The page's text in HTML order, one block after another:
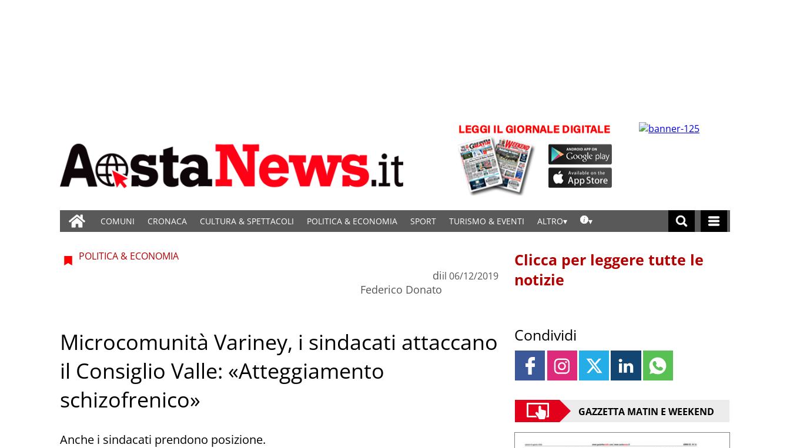
COMUNI CRONACA CULTURA & SPETTACOLI POLITICA & ECONOMIA SPORT TURISMO & EVENTI ALTRO
POLITICA & ECONOMIA
di
Federico Donato
il 06/12/2019
Microcomunità Variney, i sindacati attaccano
il Consiglio Valle: «Atteggiamento
schizofrenico»
Anche i sindacati prendono posizione.
Clicca per leggere tutte le
notizie
Condividi
GAZZETTA MATIN E WEEKEND